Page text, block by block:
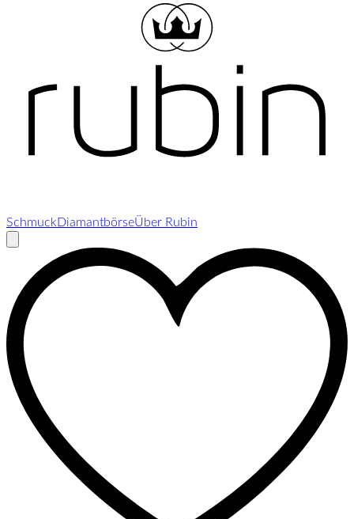
SchmuckDiamantbörseÜber Rubin